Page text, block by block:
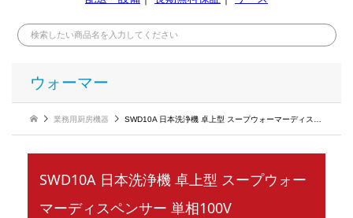
ウォーマー
業務用厨房機器 SWD10A 日本洗浄機 卓上型 スープウォーマーディスペンサー 単相100V
SWD10A 日本洗浄機 卓上型 スープウォー
マーディスペンサー 単相100V